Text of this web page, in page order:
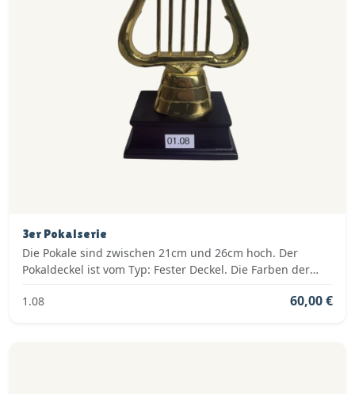
3er Pokalserie
Die Pokale sind zwischen 21cm und 26cm hoch. Der
Pokaldeckel ist vom Typ: Fester Deckel. Die Farben der
1.08
60,00 €